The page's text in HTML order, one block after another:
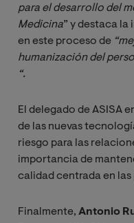
para el desarrollo del
Medicina” y destaca la
en este proceso de
humanización del
“.
El delegado de ASISA
de las nuevas
riesgo para las
importancia de
calidad centrada en las
Finalmente, Antonio